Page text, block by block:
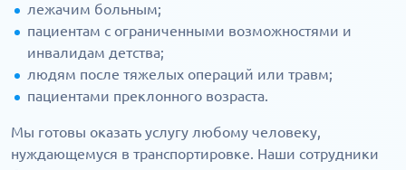
лежачим больным;
пациентам с ограниченными возможностями и
инвалидам детства;
людям после тяжелых операций или травм;
пациентами преклонного возраста.
Мы готовы оказать услугу любому человеку,
нуждающемуся в транспортировке. Наши сотрудники